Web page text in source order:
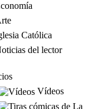
Católica
del lector
Vídeos